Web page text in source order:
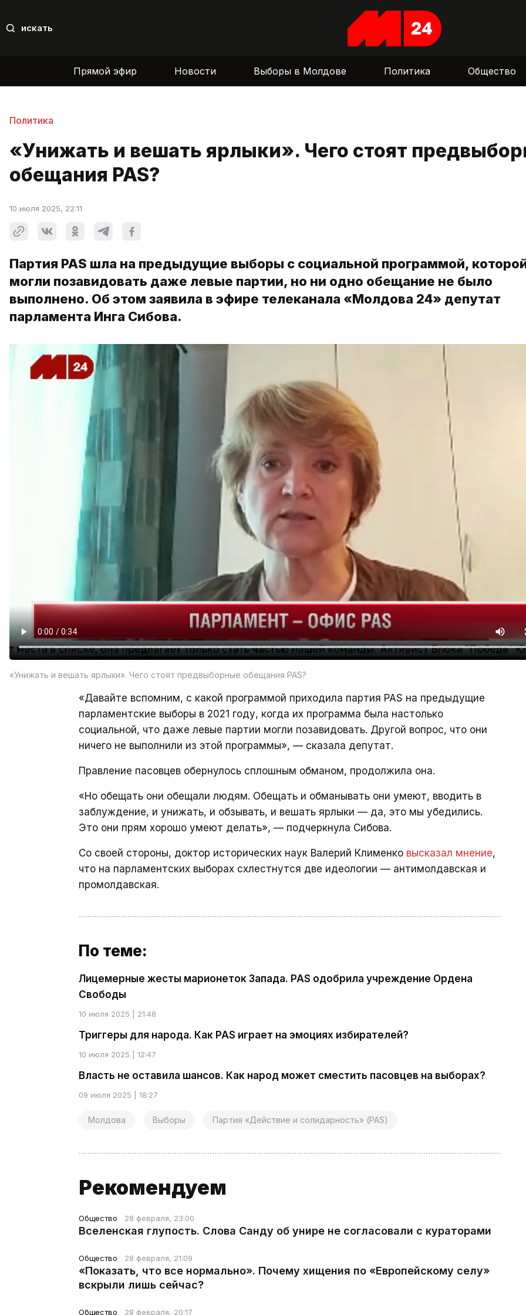
искать
Прямой эфир Новости Выборы в Молдове Политика Общество
Политика
«Унижать и вешать ярлыки». Чего стоят
обещания PAS?
10 июля 2025, 22:11
Партия PAS шла на предыдущие выборы с социальной программой,
могли позавидовать даже левые партии, но ни одно обещание не было
выполнено. Об этом заявила в эфире телеканала «Молдова 24» депутат
парламента Инга Сибова.
«Унижать и вешать ярлыки». Чего стоят предвыборные обещания PAS?
«Давайте вспомним, с какой программой приходила партия PAS на предыдущие
парламентские выборы в 2021 году, когда их программа была настолько
социальной, что даже левые партии могли позавидовать. Другой вопрос, что они
ничего не выполнили из этой программы», — сказала депутат.
Правление пасовцев обернулось сплошным обманом, продолжила она.
«Но обещать они обещали людям. Обещать и обманывать они умеют, вводить в
заблуждение, и унижать, и обзывать, и вешать ярлыки — да, это мы убедились.
Это они прям хорошо умеют делать», — подчеркнула Сибова.
Со своей стороны, доктор исторических наук Валерий Клименко высказал мнение,
что на парламентских выборах схлестнутся две идеологии — антимолдавская и
промолдавская.
По теме:
Лицемерные жесты марионеток Запада. PAS одобрила учреждение Ордена
Свободы
10 июля 2025 | 21:48
Триггеры для народа. Как PAS играет на эмоциях избирателей?
10 июля 2025 | 12:47
Власть не оставила шансов. Как народ может сместить пасовцев на выборах?
09 июля 2025 | 18:27
Молдова Выборы Партия «Действие и солидарность» (PAS)
Рекомендуем
Общество 28 февраля, 23:00
Вселенская глупость. Слова Санду об унире не согласовали с кураторами
Общество 28 февраля, 21:09
«Показать, что все нормально». Почему хищения по «Европейскому селу»
вскрыли лишь сейчас?
Общество 28 февраля, 20:17